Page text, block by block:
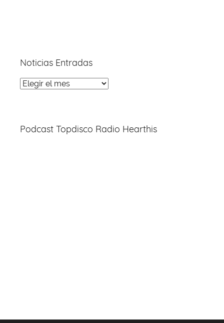
Noticias Entradas
Noticias
Podcast Topdisco Radio Hearthis